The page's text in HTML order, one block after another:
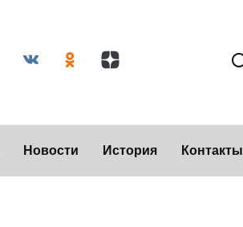
Новости История Контакты